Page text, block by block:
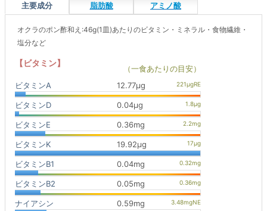
主要成分 脂肪酸 アミノ酸
オクラのポン酢和え:46g(1皿)あたりのビタミン・ミネラル・食物繊維・
塩分など
【ビタミン】
（一食あたりの目安）
ビタミンA
12.77μg
ビタミンD 0.04μg
ビタミンE 0.36mg
ビタミンK 19.92μg
ビタミンB1 0.04mg
ビタミンB2 0.05mg
ナイアシン 0.59mg